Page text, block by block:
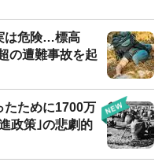
は危険…標高
の遭難事故を起
たために1700万
政策｣の悲劇的